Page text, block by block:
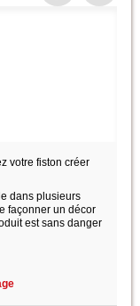
votre fiston créer
dans plusieurs
façonner un décor
est sans danger